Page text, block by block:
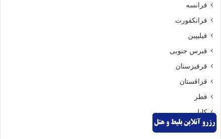
فرانسه
فرانکفورت
فیلیپین
قبرس جنوبی
قرقیزستان
قزاقستان
قطر
کابل
کامبوج